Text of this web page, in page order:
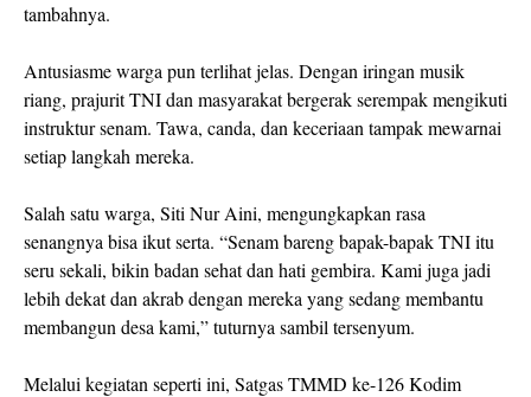
tambahnya.
Antusiasme warga pun terlihat jelas. Dengan iringan musik
riang, prajurit TNI dan masyarakat bergerak serempak mengikuti
instruktur senam. Tawa, canda, dan keceriaan tampak mewarnai
setiap langkah mereka.
Salah satu warga, Siti Nur Aini, mengungkapkan rasa
senangnya bisa ikut serta. “Senam bareng bapak-bapak TNI itu
seru sekali, bikin badan sehat dan hati gembira. Kami juga jadi
lebih dekat dan akrab dengan mereka yang sedang membantu
membangun desa kami,” tuturnya sambil tersenyum.
Melalui kegiatan seperti ini, Satgas TMMD ke-126 Kodim